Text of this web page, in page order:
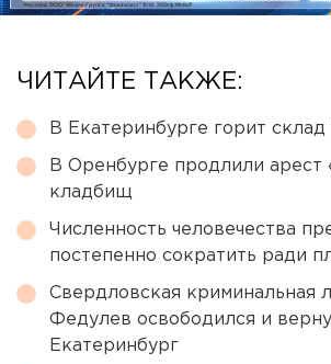
ЧИТАЙТЕ ТАКЖЕ:
В Екатеринбурге горит
В Оренбурге продлили арест
кладбищ
Численность человечества
постепенно сократить ради
Свердловская криминальная
Федулев освободился и
Екатеринбург